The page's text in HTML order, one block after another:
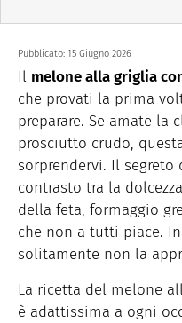
Pubblicato: 15 Giugno 2026
Il melone alla griglia
che provati la prima
preparare. Se amate la
prosciutto crudo,
sorprendervi. Il
contrasto tra la
della feta, formaggio
che non a tutti piace.
solitamente non la
La ricetta del melone
è adattissima a ogni